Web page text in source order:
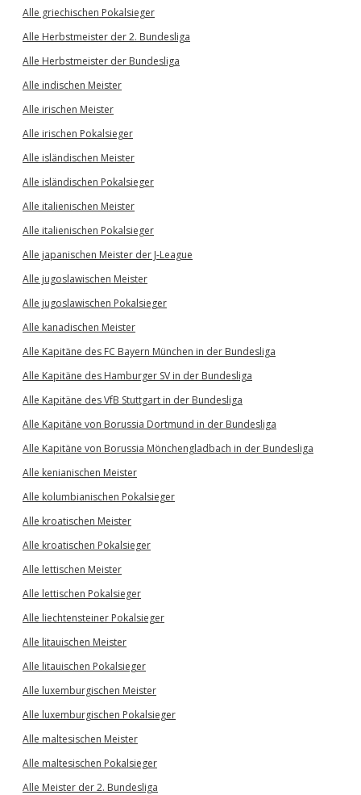
Alle griechischen Pokalsieger
Alle Herbstmeister der 2. Bundesliga
Alle Herbstmeister der Bundesliga
Alle indischen Meister
Alle irischen Meister
Alle irischen Pokalsieger
Alle isländischen Meister
Alle isländischen Pokalsieger
Alle italienischen Meister
Alle italienischen Pokalsieger
Alle japanischen Meister der J-League
Alle jugoslawischen Meister
Alle jugoslawischen Pokalsieger
Alle kanadischen Meister
Alle Kapitäne des FC Bayern München in der Bundesliga
Alle Kapitäne des Hamburger SV in der Bundesliga
Alle Kapitäne des VfB Stuttgart in der Bundesliga
Alle Kapitäne von Borussia Dortmund in der Bundesliga
Alle Kapitäne von Borussia Mönchengladbach in der Bundesliga
Alle kenianischen Meister
Alle kolumbianischen Pokalsieger
Alle kroatischen Meister
Alle kroatischen Pokalsieger
Alle lettischen Meister
Alle lettischen Pokalsieger
Alle liechtensteiner Pokalsieger
Alle litauischen Meister
Alle litauischen Pokalsieger
Alle luxemburgischen Meister
Alle luxemburgischen Pokalsieger
Alle maltesischen Meister
Alle maltesischen Pokalsieger
Alle Meister der 2. Bundesliga